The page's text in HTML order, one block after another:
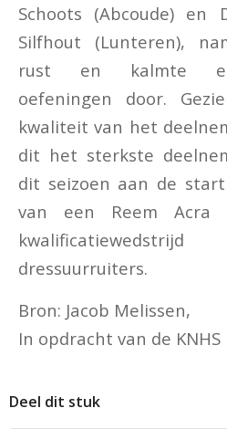
Schoots (Abcoude) en
Silfhout (Lunteren),
rust en kalmte
oefeningen door.
kwaliteit van het
dit het sterkste
dit seizoen aan de
van een Reem Acra
dressuurruiters.
Bron: Jacob Melissen,
In opdracht van de KNHS
Deel dit stuk